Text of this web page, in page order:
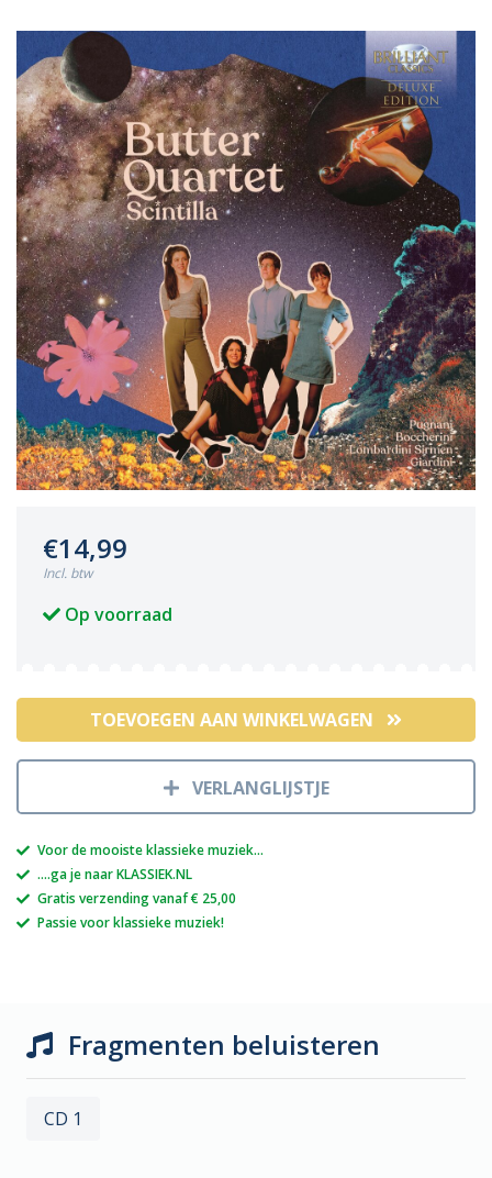
€14,99
Incl. btw
Op voorraad
TOEVOEGEN AAN WINKELWAGEN
VERLANGLIJSTJE
Voor de mooiste klassieke muziek...
....ga je naar KLASSIEK.NL
Gratis verzending vanaf € 25,00
Passie voor klassieke muziek!
Fragmenten beluisteren
CD 1